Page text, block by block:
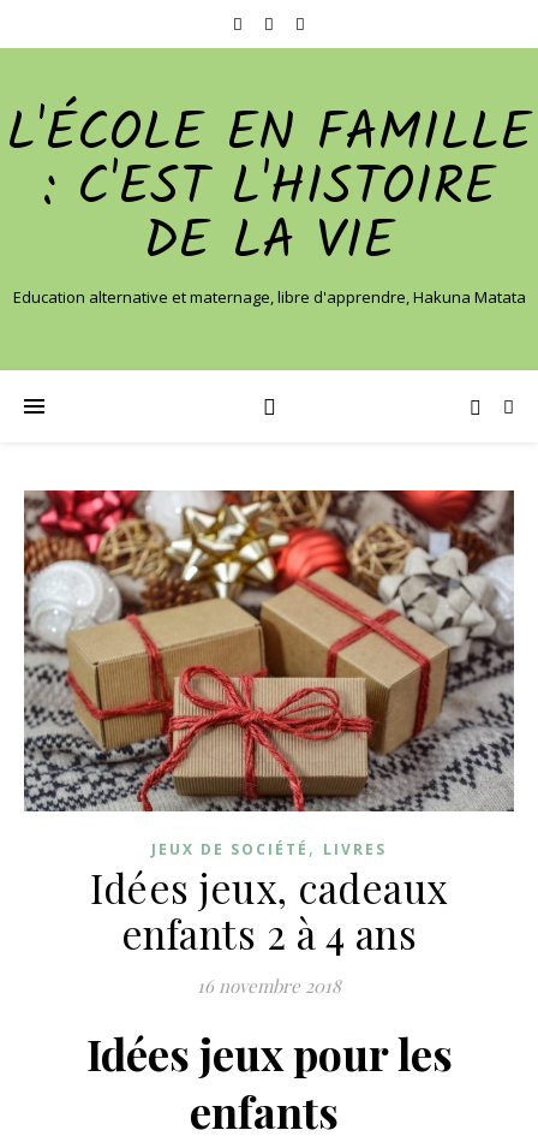
L'ÉCOLE EN FAMILLE
: C'EST L'HISTOIRE
DE LA VIE
Education alternative et maternage, libre d'apprendre, Hakuna Matata
JEUX DE SOCIÉTÉ , LIVRES
Idées jeux, cadeaux
enfants 2 à 4 ans
16 novembre 2018
Idées jeux pour les
enfants